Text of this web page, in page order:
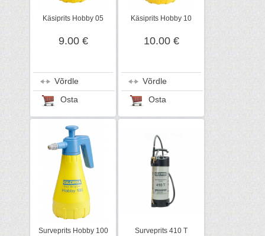
Käsiprits Hobby 05
9.00 €
Võrdle
Osta
Käsiprits Hobby 10
10.00 €
Võrdle
Osta
Surveprits Hobby 100
Surveprits 410 T